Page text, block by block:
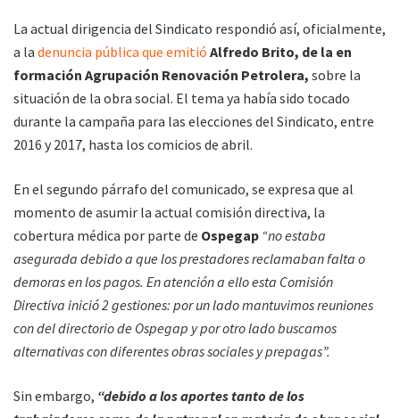
La actual dirigencia del Sindicato respondió así, oficialmente,
a la denuncia pública que emitió Alfredo Brito, de la en
formación Agrupación Renovación Petrolera, sobre la
situación de la obra social. El tema ya había sido tocado
durante la campaña para las elecciones del Sindicato, entre
2016 y 2017, hasta los comicios de abril.
En el segundo párrafo del comunicado, se expresa que al
momento de asumir la actual comisión directiva, la
cobertura médica por parte de Ospegap “no estaba
asegurada debido a que los prestadores reclamaban falta o
demoras en los pagos. En atención a ello esta Comisión
Directiva inició 2 gestiones: por un lado mantuvimos reuniones
con del directorio de Ospegap y por otro lado buscamos
alternativas con diferentes obras sociales y prepagas”.
Sin embargo, “debido a los aportes tanto de los